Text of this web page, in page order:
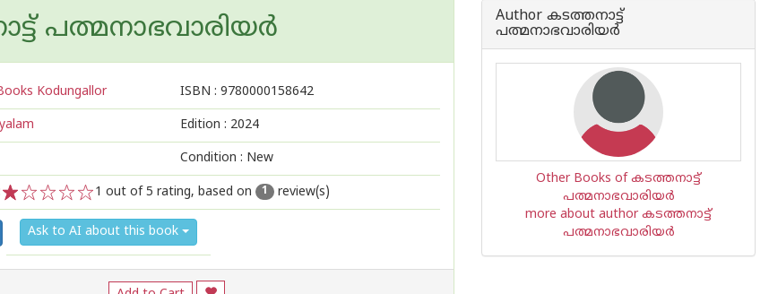
പത്മനാഭവാരിയര്‍
Kodungallor ISBN : 9780000158642
Edition : 2024
Condition : New
5
4
3
2
1
1 out of 5 rating, based on 1 review(s)
Ask to AI about this book
Book
is
Author കടത്തനാട്ട്
പത്മനാഭവാരിയര്‍
Other Books of കടത്തനാട്ട്
പത്മനാഭവാരിയര്‍
more about author കടത്തനാട്ട്
പത്മനാഭവാരിയര്‍